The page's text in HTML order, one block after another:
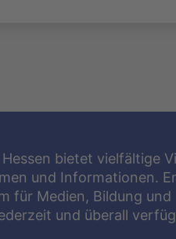
bietet vielfältige
und Informationen.
für Medien, Bildung und
und überall